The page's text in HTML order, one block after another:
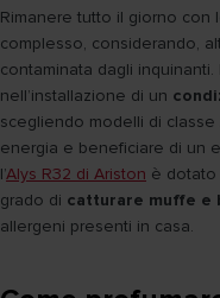
Rimanere tutto il giorno con
complesso, considerando,
contaminata dagli
nell’installazione di un
scegliendo modelli di
energia e beneficiare di un
l’Alys R32 di Ariston è dotato
grado di catturare muffe e
allergeni presenti in casa.